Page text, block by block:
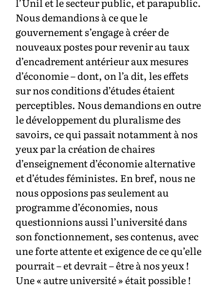
Nous demandions à ce que le
gouvernement s’engage à créer de
nouveaux postes pour revenir au taux
d’encadrement antérieur aux mesures
d’économie – dont, on l’a dit, les effets
sur nos conditions d’études étaient
perceptibles. Nous demandions en outre
le développement du pluralisme des
savoirs, ce qui passait notamment à nos
yeux par la création de chaires
d’enseignement d’économie alternative
et d’études féministes. En bref, nous ne
nous opposions pas seulement au
programme d’économies, nous
questionnions aussi l’université dans
son fonctionnement, ses contenus, avec
une forte attente et exigence de ce qu’elle
pourrait – et devrait – être à nos yeux !
Une « autre université » était possible !